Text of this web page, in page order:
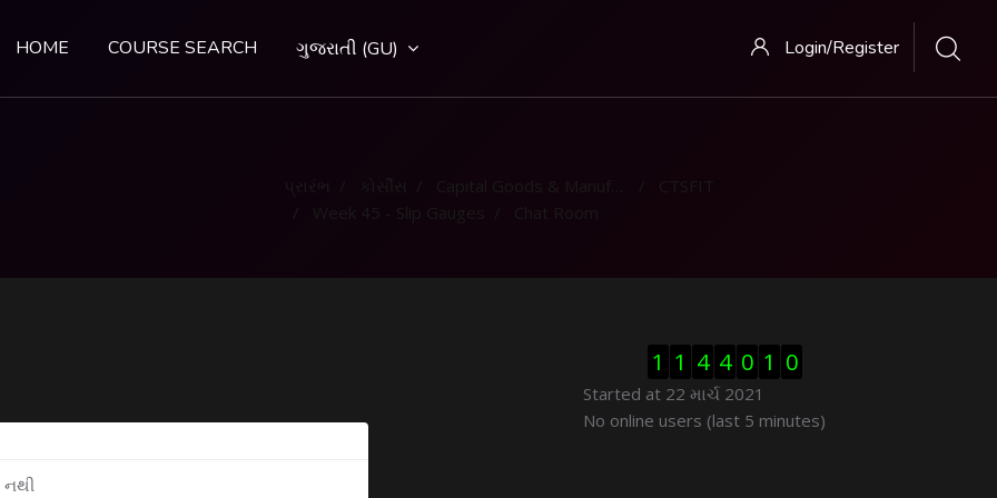
HOME COURSE SEARCH ગુજરાતી ‎(GU)‎ Login/Register
Visitor Counter છોડી દો
1 1 4 4 0 1 0
Started at 22 માર્ચ 2021
ઓનલાઇન યુઝર્સ છોડી દો
No online users (last 5 minutes)